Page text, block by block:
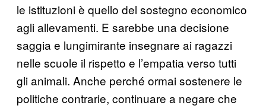
le istituzioni è quello del sostegno economico
agli allevamenti. E sarebbe una decisione
saggia e lungimirante insegnare ai ragazzi
nelle scuole il rispetto e l’empatia verso tutti
gli animali. Anche perché ormai sostenere le
politiche contrarie, continuare a negare che